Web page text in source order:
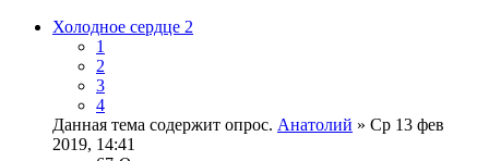
Холодное сердце 2
1
2
3
4
Данная тема содержит опрос. Анатолий » Ср 13 фев
2019, 14:41